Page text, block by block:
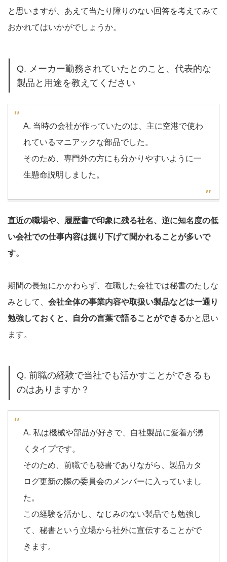
と思いますが、あえて当たり障りのない回答を考えてみて
おかれてはいかがでしょうか。
Q. メーカー勤務されていたとのこと、代表的な
製品と用途を教えてください
A. 当時の会社が作っていたのは、主に空港で使わ
れているマニアックな部品でした。
そのため、専門外の方にも分かりやすいように一
生懸命説明しました。
直近の職場や、履歴書で印象に残る社名、逆に知名度の低
い会社での仕事内容は掘り下げて聞かれることが多いで
す。
期間の長短にかかわらず、在職した会社では秘書のたしな
みとして、 会社全体の事業内容や取扱い製品などは一通り
勉強しておくと、自分の言葉で語ることができるかと思い
ます。
Q. 前職の経験で当社でも活かすことができるも
のはありますか？
A. 私は機械や部品が好きで、自社製品に愛着が湧
くタイプです。
そのため、前職でも秘書でありながら、製品カタ
ログ更新の際の委員会のメンバーに入っていまし
た。
この経験を活かし、なじみのない製品でも勉強し
て、秘書という立場から社外に宣伝することがで
きます。